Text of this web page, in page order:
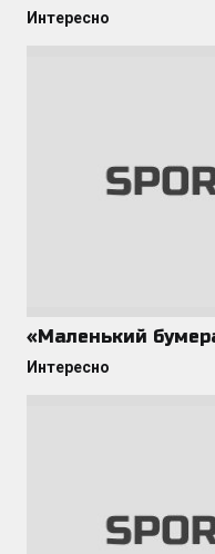
Интересно
«Маленький
Интересно